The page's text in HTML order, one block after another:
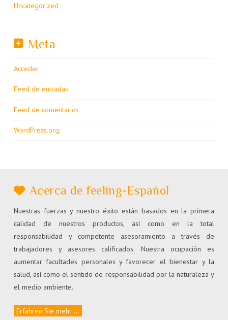
Uncategorized
Meta
Acceder
Feed de entradas
Feed de comentarios
WordPress.org
Acerca de feeling-Español
Nuestras fuerzas y nuestro éxito están basados en la primera
calidad de nuestros productos, así como en la total
responsabilidad y competente asesoramiento a través de
trabajadores y asesores calificados. Nuestra ocupación es
aumentar facultades personales y favorecer el bienestar y la
salud, así como el sentido de responsabilidad por la naturaleza y
el medio ambiente.
Erfahren Sie mehr ...